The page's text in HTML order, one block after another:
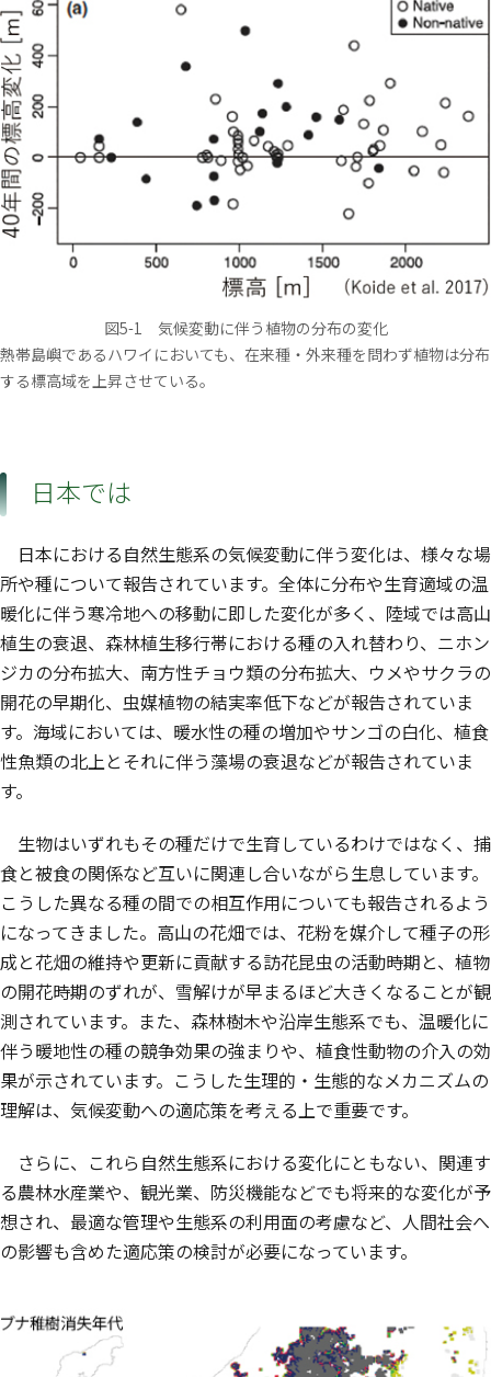
図5-1 気候変動に伴う植物の分布の変化
熱帯島嶼であるハワイにおいても、在来種・外来種を問わず植物は分布
する標高域を上昇させている。
日本では
日本における自然生態系の気候変動に伴う変化は、様々な場
所や種について報告されています。全体に分布や生育適域の温
暖化に伴う寒冷地への移動に即した変化が多く、陸域では高山
植生の衰退、森林植生移行帯における種の入れ替わり、ニホン
ジカの分布拡大、南方性チョウ類の分布拡大、ウメやサクラの
開花の早期化、虫媒植物の結実率低下などが報告されていま
す。海域においては、暖水性の種の増加やサンゴの白化、植食
性魚類の北上とそれに伴う藻場の衰退などが報告されていま
す。
生物はいずれもその種だけで生育しているわけではなく、捕
食と被食の関係など互いに関連し合いながら生息しています。
こうした異なる種の間での相互作用についても報告されるよう
になってきました。高山の花畑では、花粉を媒介して種子の形
成と花畑の維持や更新に貢献する訪花昆虫の活動時期と、植物
の開花時期のずれが、雪解けが早まるほど大きくなることが観
測されています。また、森林樹木や沿岸生態系でも、温暖化に
伴う暖地性の種の競争効果の強まりや、植食性動物の介入の効
果が示されています。こうした生理的・生態的なメカニズムの
理解は、気候変動への適応策を考える上で重要です。
さらに、これら自然生態系における変化にともない、関連す
る農林水産業や、観光業、防災機能などでも将来的な変化が予
想され、最適な管理や生態系の利用面の考慮など、人間社会へ
の影響も含めた適応策の検討が必要になっています。